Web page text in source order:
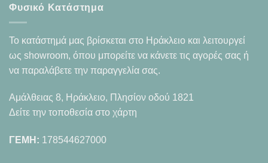
Φυσικό Κατάστημα
Το κατάστημά μας βρίσκεται στο Ηράκλειο και λειτουργεί
ως showroom, όπου μπορείτε να κάνετε τις αγορές σας ή
να παραλάβετε την παραγγελία σας.
Αμάλθειας 8, Ηράκλειο, Πλησίον οδού 1821
Δείτε την τοποθεσία στο χάρτη
ΓΕΜΗ: 178544627000